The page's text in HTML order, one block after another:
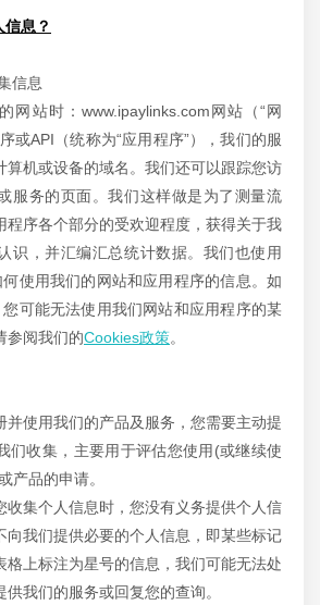
息？
信息
网站时：www.ipaylinks.com网站（“网
或API（统称为“应用程序”），我们的服
算机或设备的域名。我们还可以跟踪您访
服务的页面。我们这样做是为了测量流
程序各个部分的受欢迎程度，获得关于我
识，并汇编汇总统计数据。我们也使用
使用我们的网站和应用程序的信息。如
可能无法使用我们网站和应用程序的某
参阅我们的Cookies政策。
并使用我们的产品及服务，您需要主动提
们收集，主要用于评估您使用(或继续使
产品的申请。
收集个人信息时，您没有义务提供个人信
向我们提供必要的个人信息，即某些标记
格上标注为星号的信息，我们可能无法处
我们的服务或回复您的查询。